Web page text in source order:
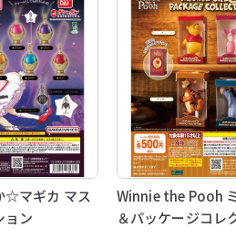
☆マギカ マス
ョン
Winnie the Pooh
＆パッケージコレ